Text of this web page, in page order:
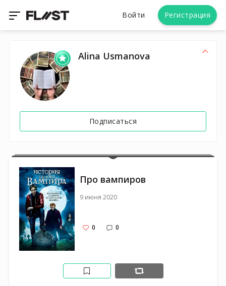
Войти Регистрация
Alina Usmanova
Подписаться
Про вампиров
9 июня 2020
0 0